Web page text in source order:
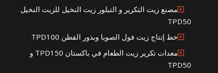
مصنع زيت التكرير و التبلور زيت النخيل للزيت النخيل
TPD50
خط إنتاج زيت فول الصويا وبذور القطن TPD100
معدات تكرير زيت الطعام في باكستان TPD150 و
TPD50